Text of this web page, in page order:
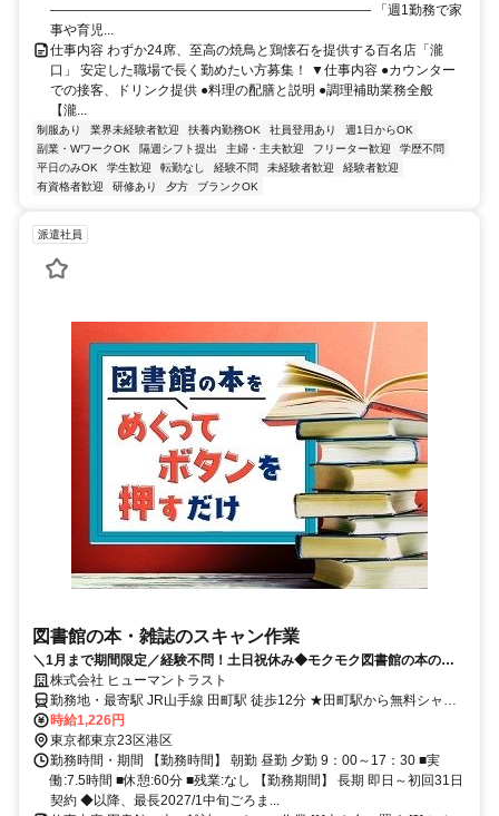
―――――――――――――――――――――――― 「週1勤務で家
事や育児...
仕事内容 わずか24席、至高の焼鳥と鶏懐石を提供する百名店「瀧
口」 安定した職場で長く勤めたい方募集！ ▼仕事内容 ●カウンター
での接客、ドリンク提供 ●料理の配膳と説明 ●調理補助業務全般
【瀧...
制服あり 業界未経験者歓迎 扶養内勤務OK 社員登用あり
週1日からOK
副業・WワークOK
隔週シフト提出 主婦・主夫歓迎 フリーター歓迎
学歴不問
平日のみOK
学生歓迎 転勤なし 経験不問 未経験者歓迎
経験者歓迎
有資格者歓迎
研修あり 夕方 ブランクOK
派遣社員
図書館の本・雑誌のスキャン作業
＼1月まで期間限定／経験不問！土日祝休み◆モクモク図書館の本のス
キャン＠田町
株式会社 ヒューマントラスト
勤務地・最寄駅 JR山手線 田町駅 徒歩12分 ★田町駅から無料シャト
ルバスあり！ ゆりかもめ線「芝浦ふ頭駅」(徒歩2分)からも可
時給1,226円
東京都東京23区港区
勤務時間・期間 【勤務時間】 朝勤 昼勤 夕勤 9：00～17：30 ■実
働:7.5時間 ■休憩:60分 ■残業:なし 【勤務期間】 長期 即日～初回31日
契約 ◆以降、最長2027/1中旬ごろま...